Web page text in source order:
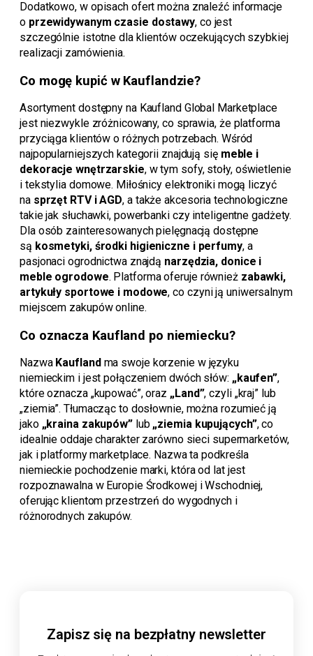
Dodatkowo, w opisach ofert można znaleźć informacje
o przewidywanym czasie dostawy, co jest
szczególnie istotne dla klientów oczekujących szybkiej
realizacji zamówienia.
Co mogę kupić w Kauflandzie?
Asortyment dostępny na Kaufland Global Marketplace
jest niezwykle zróżnicowany, co sprawia, że platforma
przyciąga klientów o różnych potrzebach. Wśród
najpopularniejszych kategorii znajdują się meble i
dekoracje wnętrzarskie, w tym sofy, stoły, oświetlenie
i tekstylia domowe. Miłośnicy elektroniki mogą liczyć
na sprzęt RTV i AGD, a także akcesoria technologiczne
takie jak słuchawki, powerbanki czy inteligentne gadżety.
Dla osób zainteresowanych pielęgnacją dostępne
są kosmetyki, środki higieniczne i perfumy, a
pasjonaci ogrodnictwa znajdą narzędzia, donice i
meble ogrodowe. Platforma oferuje również zabawki,
artykuły sportowe i modowe, co czyni ją uniwersalnym
miejscem zakupów online.
Co oznacza Kaufland po niemiecku?
Nazwa Kaufland ma swoje korzenie w języku
niemieckim i jest połączeniem dwóch słów: „kaufen”,
które oznacza „kupować”, oraz „Land”, czyli „kraj” lub
„ziemia”. Tłumacząc to dosłownie, można rozumieć ją
jako „kraina zakupów”lub „ziemia kupujących”, co
idealnie oddaje charakter zarówno sieci supermarketów,
jak i platformy marketplace. Nazwa ta podkreśla
niemieckie pochodzenie marki, która od lat jest
rozpoznawalna w Europie Środkowej i Wschodniej,
oferując klientom przestrzeń do wygodnych i
różnorodnych zakupów.
Zapisz się na bezpłatny newsletter